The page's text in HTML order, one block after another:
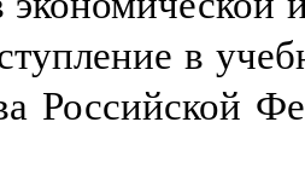
в
Российской